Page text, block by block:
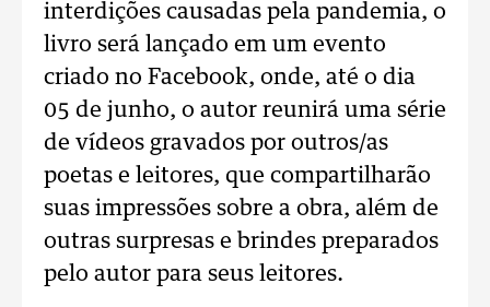
interdições causadas pela pandemia, o
livro será lançado em um evento
criado no Facebook, onde, até o dia
05 de junho, o autor reunirá uma série
de vídeos gravados por outros/as
poetas e leitores, que compartilharão
suas impressões sobre a obra, além de
outras surpresas e brindes preparados
pelo autor para seus leitores.